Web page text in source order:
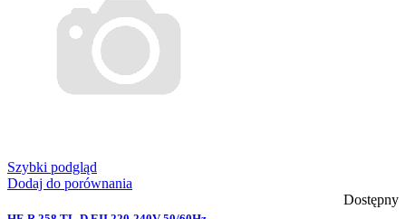
Szybki podgląd
Dodaj do porównania
Dostępny